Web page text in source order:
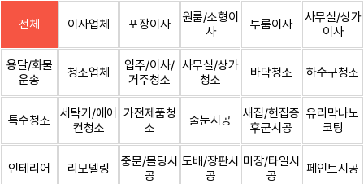
전체 이사업체 포장이사
원룸/소형이
사
투룸이사
사무실/상가
이사
용달/화물
운송
청소업체
입주/이사/
거주청소
사무실/상가
청소
바닥청소 하수구청소
특수청소
세탁기/에어
컨청소
가전제품청
소
줄눈시공
새집/헌집증
후군시공
유리막나노
코팅
인테리어 리모델링
중문/몰딩시
공
도배/장판시
공
미장/타일시
공
페인트시공